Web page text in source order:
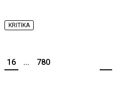
KRITIKA
16 ... 780